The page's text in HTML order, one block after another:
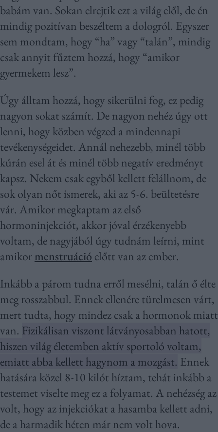
babám van. Sokan elrejtik ezt a világ elől, de én
mindig pozitívan beszéltem a dologról. Egyszer
sem mondtam, hogy “ha” vagy “talán”, mindig
csak annyit fűztem hozzá, hogy “amikor
gyermekem lesz”.
Úgy álltam hozzá, hogy sikerülni fog, ez pedig
nagyon sokat számít. De nagyon nehéz úgy ott
lenni, hogy közben végzed a mindennapi
tevékenységeidet. Annál nehezebb, minél több
kúrán esel át és minél több negatív eredményt
kapsz. Nekem csak egyből kellett felállnom, de
sok olyan nőt ismerek, aki az 5-6. beültetésre
vár. Amikor megkaptam az első
hormoninjekciót, akkor jóval érzékenyebb
voltam, de nagyjából úgy tudnám leírni, mint
amikormenstruáció előtt van az ember.
Inkább a párom tudna erről mesélni, talán ő élte
meg rosszabbul. Ennek ellenére türelmesen várt,
mert tudta, hogy mindez csak a hormonok miatt
van. Fizikálisan viszont látványosabban hatott,
hiszen világ életemben aktív sportoló voltam,
emiatt abba kellett hagynom a mozgást. Ennek
hatására közel 8-10 kilót híztam, tehát inkább a
testemet viselte meg ez a folyamat. A nehézség az
volt, hogy az injekciókat a hasamba kellett adni,
de a harmadik héten már nem volt hova.